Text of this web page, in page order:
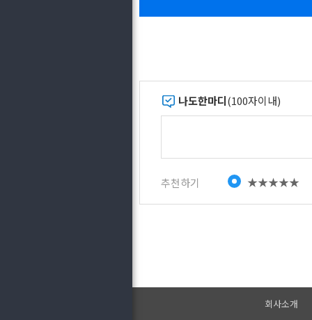
나도한마디(100자이내)
추천하기 ★★★★★
회사소개